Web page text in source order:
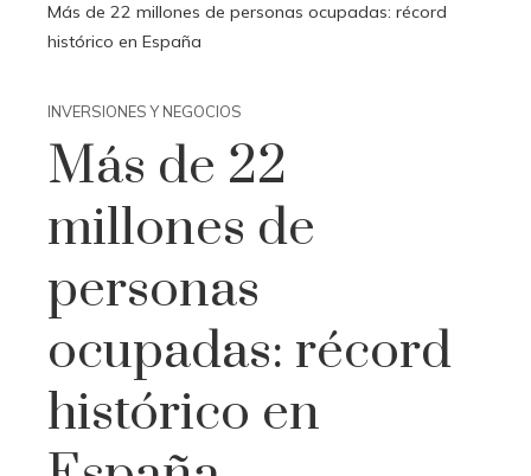
Más de 22 millones de personas ocupadas: récord
histórico en España
INVERSIONES Y NEGOCIOS
Más de 22
millones de
personas
ocupadas: récord
histórico en